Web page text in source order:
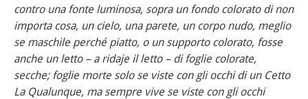
contro una fonte luminosa, sopra un fondo colorato di non
importa cosa, un cielo, una parete, un corpo nudo, meglio
se maschile perché piatto, o un supporto colorato, fosse
anche un letto – a ridaje il letto – di foglie colorate,
secche; foglie morte solo se viste con gli occhi di un Cetto
La Qualunque, ma sempre vive se viste con gli occhi